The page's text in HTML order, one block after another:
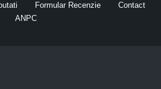
Formular Recenzie
Contact
ANPC